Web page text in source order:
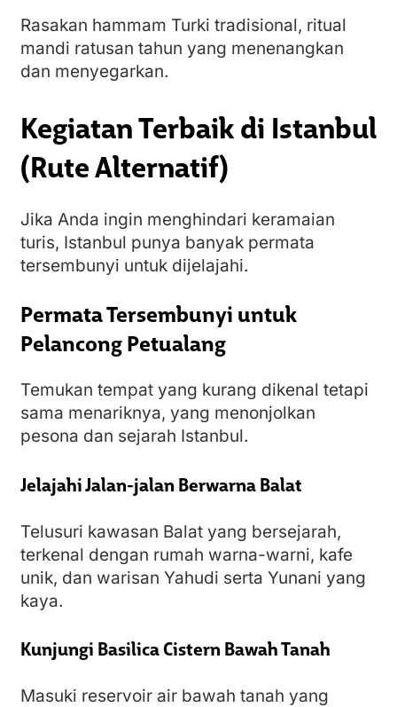
Rasakan hammam Turki tradisional, ritual
mandi ratusan tahun yang menenangkan
dan menyegarkan.
Kegiatan Terbaik di Istanbul
(Rute Alternatif)
Jika Anda ingin menghindari keramaian
turis, Istanbul punya banyak permata
tersembunyi untuk dijelajahi.
Permata Tersembunyi untuk
Pelancong Petualang
Temukan tempat yang kurang dikenal tetapi
sama menariknya, yang menonjolkan
pesona dan sejarah Istanbul.
Jelajahi Jalan-jalan Berwarna Balat
Telusuri kawasan Balat yang bersejarah,
terkenal dengan rumah warna-warni, kafe
unik, dan warisan Yahudi serta Yunani yang
kaya.
Kunjungi Basilica Cistern Bawah Tanah
Masuki reservoir air bawah tanah yang